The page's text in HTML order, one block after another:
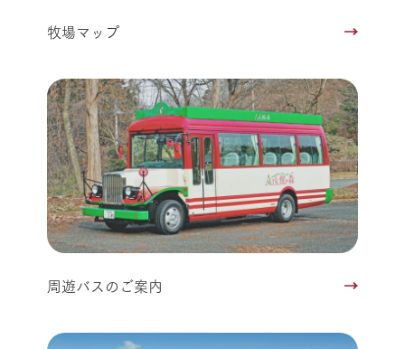
牧場マップ
周遊バスのご案内